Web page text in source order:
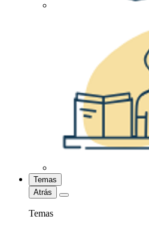
Temas
Atrás
Temas